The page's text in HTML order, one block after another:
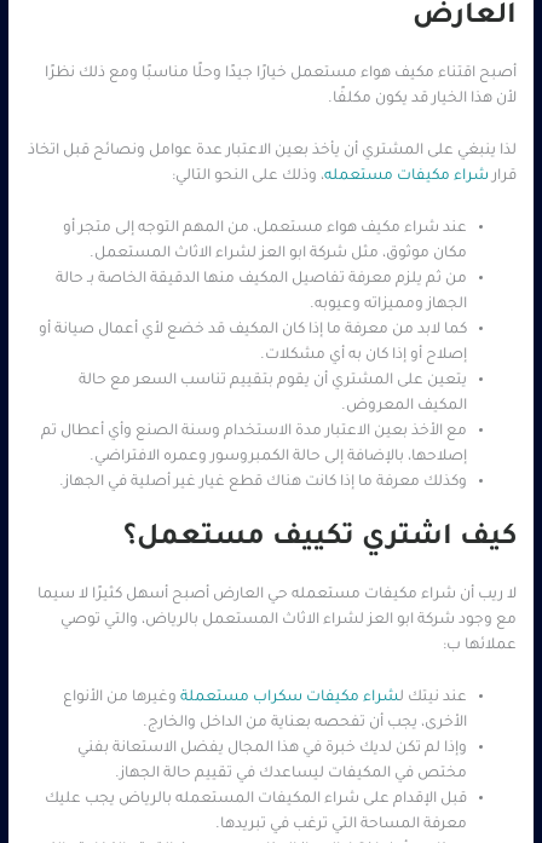
العارض
أصبح اقتناء مكيف هواء مستعمل خيارًا جيدًا وحلًا مناسبًا ومع ذلك نظرًا
لأن هذا الخيار قد يكون مكلفًا.
لذا ينبغي على المشتري أن يأخذ بعين الاعتبار عدة عوامل ونصائح قبل اتخاذ
قرار شراء مكيفات مستعمله، وذلك على النحو التالي:
عند شراء مكيف هواء مستعمل، من المهم التوجه إلى متجر أو
مكان موثوق، مثل شركة ابو العز لشراء الاثاث المستعمل.
من ثم يلزم معرفة تفاصيل المكيف منها الدقيقة الخاصة بـ حالة
الجهاز ومميزاته وعيوبه.
كما لابد من معرفة ما إذا كان المكيف قد خضع لأي أعمال صيانة أو
إصلاح أو إذا كان به أي مشكلات.
يتعين على المشتري أن يقوم بتقييم تناسب السعر مع حالة
المكيف المعروض.
مع الأخذ بعين الاعتبار مدة الاستخدام وسنة الصنع وأي أعطال تم
إصلاحها، بالإضافة إلى حالة الكمبروسور وعمره الافتراضي.
وكذلك معرفة ما إذا كانت هناك قطع غيار غير أصلية في الجهاز.
كيف اشتري تكييف مستعمل؟
لا ريب أن شراء مكيفات مستعمله حي العارض أصبح أسهل كثيرًا لا سيما
مع وجود شركة ابو العز لشراء الاثاث المستعمل بالرياض، والتي توصي
عملائها ب:
عند نيتك لشراء مكيفات سكراب مستعملة وغيرها من الأنواع
الأخرى، يجب أن تفحصه بعناية من الداخل والخارج.
وإذا لم تكن لديك خبرة في هذا المجال يفضل الاستعانة بفني
مختص في المكيفات ليساعدك في تقييم حالة الجهاز.
قبل الإقدام على شراء المكيفات المستعمله بالرياض يجب عليك
معرفة المساحة التي ترغب في تبريدها.